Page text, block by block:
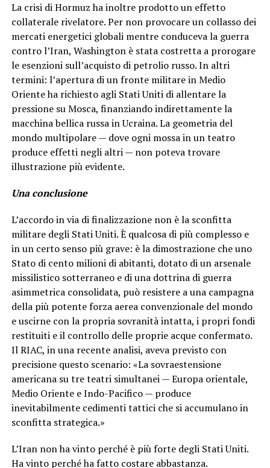
La crisi di Hormuz ha inoltre prodotto un effetto
collaterale rivelatore. Per non provocare un collasso dei
mercati energetici globali mentre conduceva la guerra
contro l’Iran, Washington è stata costretta a prorogare
le esenzioni sull’acquisto di petrolio russo. In altri
termini: l’apertura di un fronte militare in Medio
Oriente ha richiesto agli Stati Uniti di allentare la
pressione su Mosca, finanziando indirettamente la
macchina bellica russa in Ucraina. La geometria del
mondo multipolare — dove ogni mossa in un teatro
produce effetti negli altri — non poteva trovare
illustrazione più evidente.
Una conclusione
L’accordo in via di finalizzazione non è la sconfitta
militare degli Stati Uniti. È qualcosa di più complesso e
in un certo senso più grave: è la dimostrazione che uno
Stato di cento milioni di abitanti, dotato di un arsenale
missilistico sotterraneo e di una dottrina di guerra
asimmetrica consolidata, può resistere a una campagna
della più potente forza aerea convenzionale del mondo
e uscirne con la propria sovranità intatta, i propri fondi
restituiti e il controllo delle proprie acque confermato.
Il RIAC, in una recente analisi, aveva previsto con
precisione questo scenario: «La sovraestensione
americana su tre teatri simultanei — Europa orientale,
Medio Oriente e Indo-Pacifico — produce
inevitabilmente cedimenti tattici che si accumulano in
sconfitta strategica.»
L’Iran non ha vinto perché è più forte degli Stati Uniti.
Ha vinto perché ha fatto costare abbastanza.